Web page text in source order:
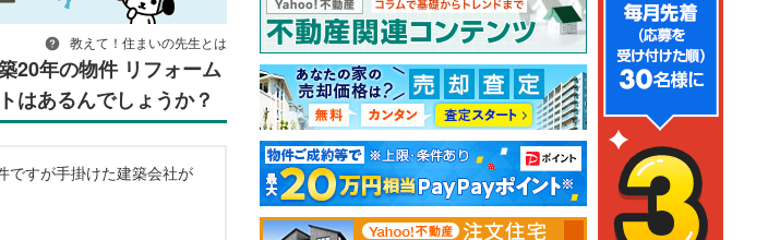
教えて！住まいの先生とは
20年の物件 リフォーム
はあるんでしょうか？
ですが手掛けた建築会社が